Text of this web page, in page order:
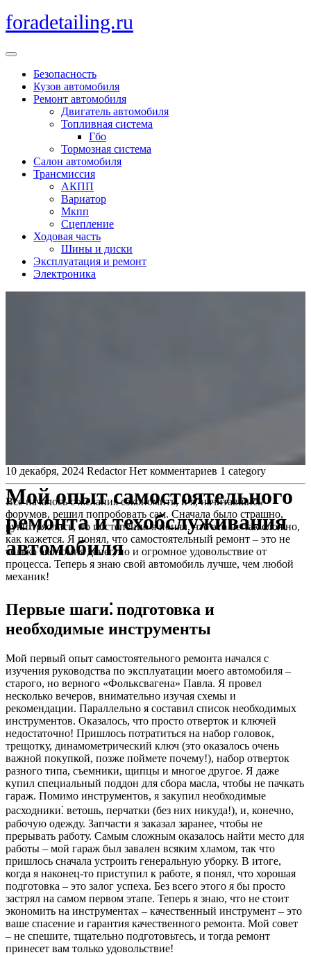
Перейти
к
foradetailing.ru
Кнопка
ОткрытьБезопасность
Кузов автомобиля
Ремонт автомобиля
Двигатель автомобиля
Топливная система
Гбо
Тормозная система
Салон автомобиля
Трансмиссия
АКПП
Вариатор
Мкпп
Сцепление
Ходовая часть
Шины и диски
Эксплуатация и ремонт
Электроника
Мой опыт самостоятельного
ремонта и техобслуживания
автомобиля
10 декабря, 2024 Redactor Нет комментариев 1 category
Все началось с желания сэкономить, и я, начитавшись
форумов, решил попробовать сам. Сначала было страшно,
руки тряслись, но постепенно я понял, что это не так сложно,
как кажется. Я понял, что самостоятельный ремонт – это не
только экономия денег, но и огромное удовольствие от
процесса. Теперь я знаю свой автомобиль лучше, чем любой
механик!
Первые шаги⁚ подготовка и
необходимые инструменты
Мой первый опыт самостоятельного ремонта начался с
изучения руководства по эксплуатации моего автомобиля –
старого, но верного «Фольксвагена» Павла. Я провел
несколько вечеров, внимательно изучая схемы и
рекомендации. Параллельно я составил список необходимых
инструментов. Оказалось, что просто отверток и ключей
недостаточно! Пришлось потратиться на набор головок,
трещотку, динамометрический ключ (это оказалось очень
важной покупкой, позже поймете почему!), набор отверток
разного типа, съемники, щипцы и многое другое. Я даже
купил специальный поддон для сбора масла, чтобы не пачкать
гараж. Помимо инструментов, я закупил необходимые
расходники⁚ ветошь, перчатки (без них никуда!), и, конечно,
рабочую одежду. Запчасти я заказал заранее, чтобы не
прерывать работу. Самым сложным оказалось найти место для
работы – мой гараж был завален всяким хламом, так что
пришлось сначала устроить генеральную уборку. В итоге,
когда я наконец-то приступил к работе, я понял, что хорошая
подготовка – это залог успеха. Без всего этого я бы просто
застрял на самом первом этапе. Теперь я знаю, что не стоит
экономить на инструментах – качественный инструмент – это
ваше спасение и гарантия качественного ремонта. Мой совет
– не спешите, тщательно подготовьтесь, и тогда ремонт
принесет вам только удовольствие!